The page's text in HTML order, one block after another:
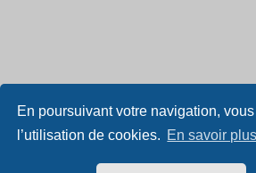
En poursuivant votre navigation,
l’utilisation de cookies. En savoir plus